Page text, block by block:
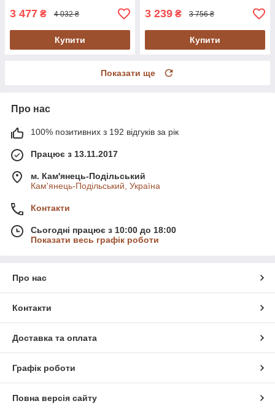
3 477 ₴ 4 032 ₴
Купити
3 239 ₴ 3 756 ₴
Купити
Показати ще
Про нас
100% позитивних з 192 відгуків за рік
Працює з 13.11.2017
м. Кам'янець-Подільський
Кам'янець-Подільський, Україна
Контакти
Сьогодні працює з 10:00 до 18:00
Показати весь графік роботи
Про нас
Контакти
Доставка та оплата
Графік роботи
Повна версія сайту